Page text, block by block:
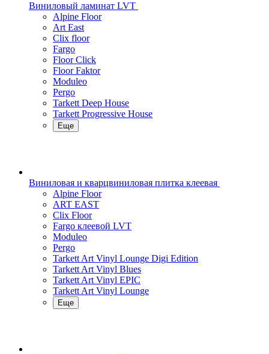
Виниловый ламинат LVT
Alpine Floor
Art East
Clix floor
Fargo
Floor Click
Floor Faktor
Moduleo
Pergo
Tarkett Deep House
Tarkett Progressive House
Еще
Виниловая и кварцвиниловая плитка клеевая
Alpine Floor
ART EAST
Clix Floor
Fargo клеевой LVT
Moduleo
Pergo
Tarkett Art Vinyl Lounge Digi Edition
Tarkett Art Vinyl Blues
Tarkett Art Vinyl EPIC
Tarkett Art Vinyl Lounge
Еще